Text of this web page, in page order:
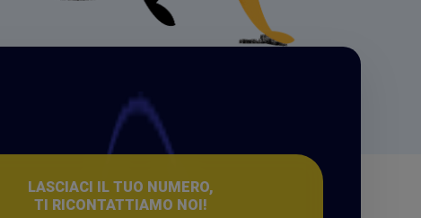
LASCIACI IL TUO NUMERO,
TI RICONTATTIAMO NOI!